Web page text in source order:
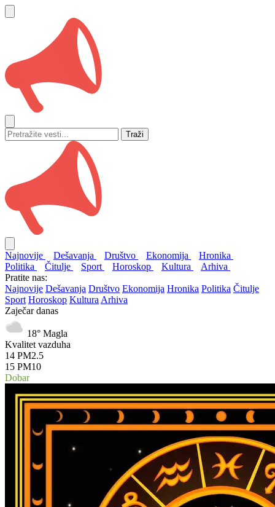
Traži
Najnovije Dešavanja Društvo Ekonomija
Hronika
Politika
Čitulje Sport Horoskop Kultura
Arhiva
Pratite nas:
Najnovije Dešavanja Društvo Ekonomija Hronika Politika Čitulje
Sport Horoskop Kultura Arhiva
Zaječar danas
18° Magla
Kvalitet vazduha
14 PM2.5
15 PM10
Dobar